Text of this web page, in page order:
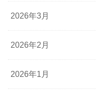
2026年3月
2026年2月
2026年1月